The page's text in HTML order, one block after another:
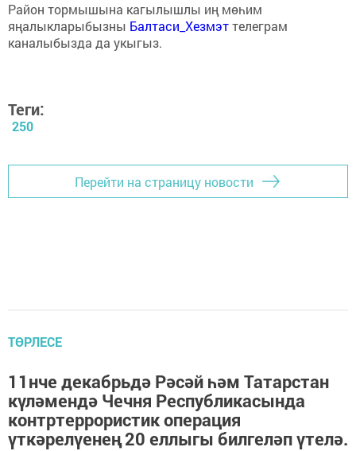
Район тормышына кагылышлы иң мөһим
яңалыкларыбызны Балтаси_Хезмэттелеграм
каналыбызда да укыгыз.
Теги:
250
Перейти на страницу новости
ТӨРЛЕСЕ
11нче декабрьдә Рәсәй һәм Татарстан
күләмендә Чечня Республикасында
контртеррористик операция
үткәрелүенең 20 еллыгы билгеләп үтелә.